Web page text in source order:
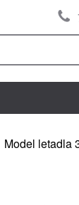
Model letadla